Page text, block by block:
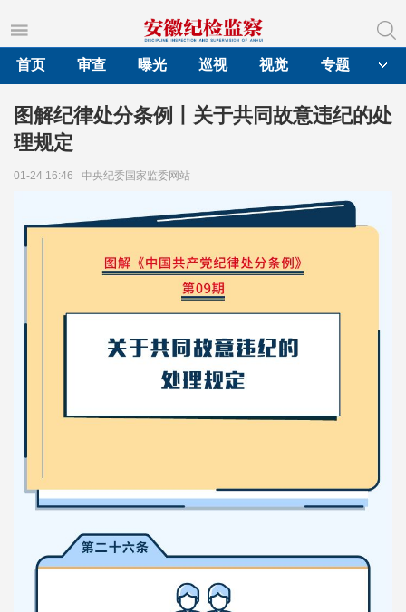
首页
审查 曝光 巡视 视觉 专题
图解纪律处分条例丨关于共同故意违纪的处
理规定
01-24 16:46 中央纪委国家监委网站